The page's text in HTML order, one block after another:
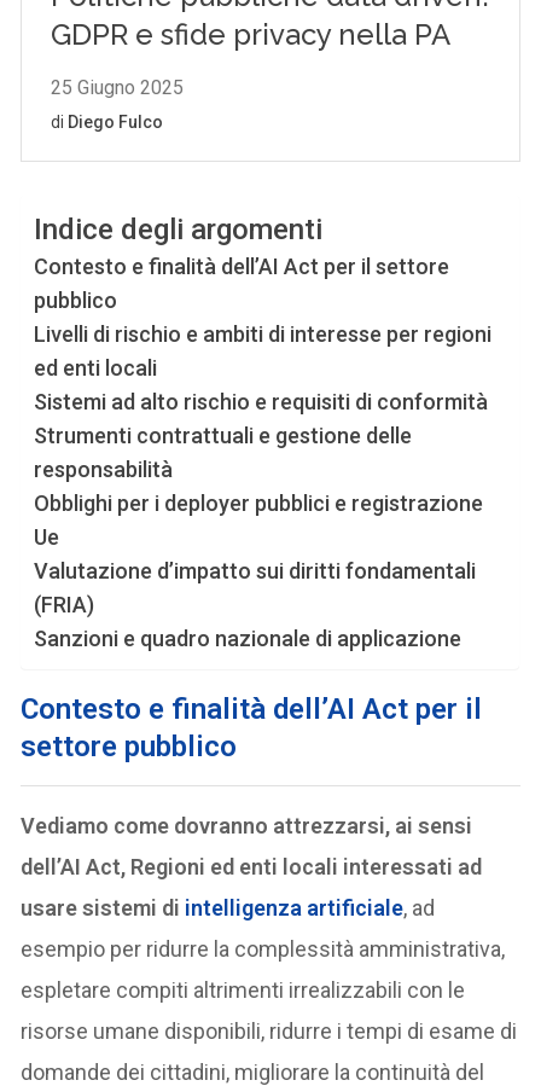
Indice degli argomenti
Contesto e finalità dell’AI Act per il settore
pubblico
Livelli di rischio e ambiti di interesse per regioni
ed enti locali
Sistemi ad alto rischio e requisiti di conformità
Strumenti contrattuali e gestione delle
responsabilità
Obblighi per i deployer pubblici e registrazione
Ue
Valutazione d’impatto sui diritti fondamentali
(FRIA)
Sanzioni e quadro nazionale di applicazione
Contesto e finalità dell’AI Act per il
settore pubblico
Vediamo come dovranno attrezzarsi, ai sensi
dell’AI Act, Regioni ed enti locali interessati ad
usare sistemi di intelligenza artificiale, ad
esempio per ridurre la complessità amministrativa,
espletare compiti altrimenti irrealizzabili con le
risorse umane disponibili, ridurre i tempi di esame di
domande dei cittadini, migliorare la continuità del